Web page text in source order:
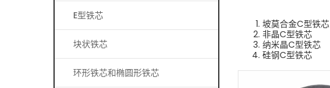
E型铁芯
块状铁芯
环形铁芯和椭圆形铁芯
坡莫合金C型铁芯
非晶C型铁芯
纳米晶C型铁芯
硅钢C型铁芯